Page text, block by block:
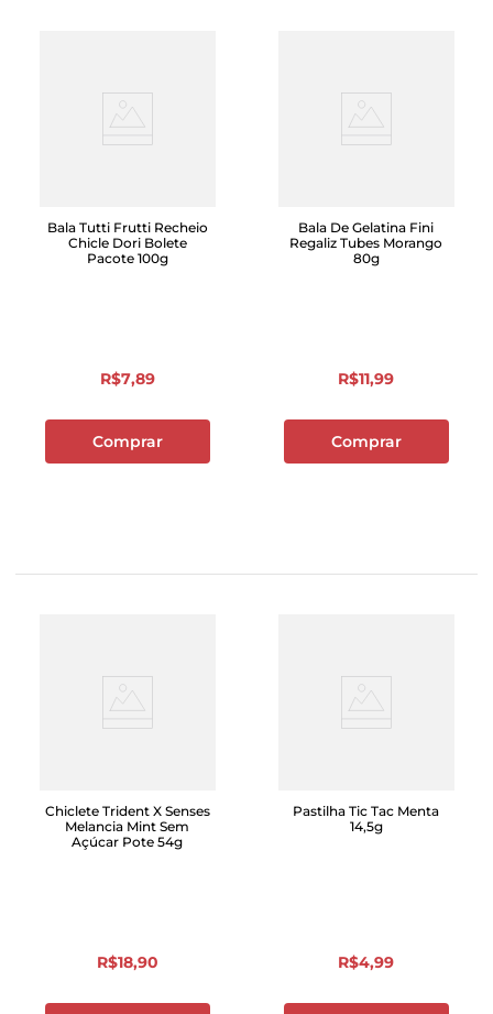
Bala Tutti Frutti Recheio
Chicle Dori Bolete
Pacote 100g
R$7,89
Comprar
Bala De Gelatina Fini
Regaliz Tubes Morango
80g
R$11,99
Comprar
Chiclete Trident X Senses
Melancia Mint Sem
Açúcar Pote 54g
R$18,90
Pastilha Tic Tac Menta
14,5g
R$4,99